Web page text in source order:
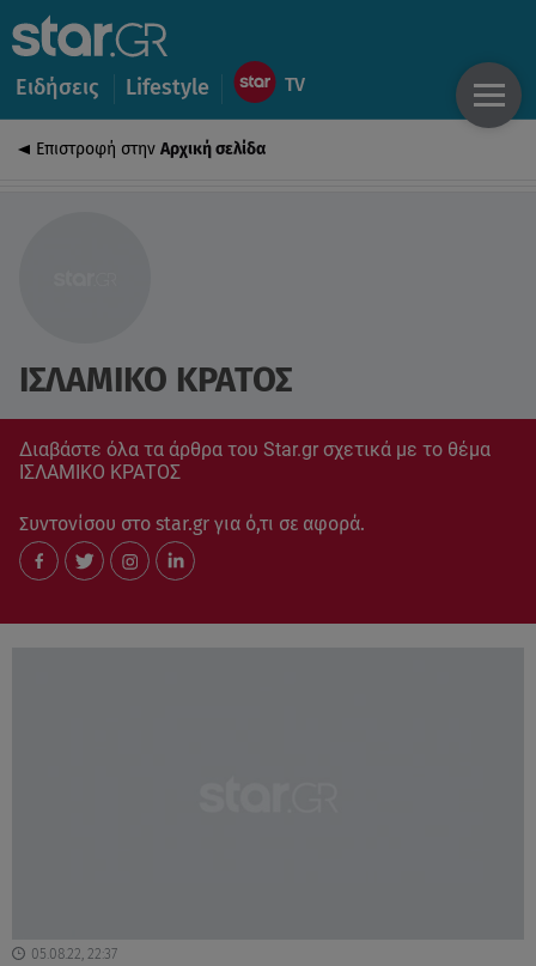
Ειδήσεις Lifestyle
Επιστροφή στην Αρχική σελίδα
ΙΣΛΑΜΙΚΟ ΚΡΑΤΟΣ
Διαβάστε όλα τα άρθρα του Star.gr σχετικά με το θέμα
ΙΣΛΑΜΙΚΟ ΚΡΑΤΟΣ
Συντονίσου στο star.gr για ό,τι σε αφορά.
05.08.22, 22:37